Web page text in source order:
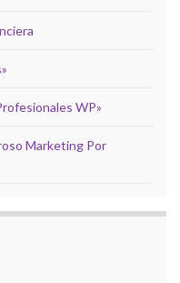
WP»
Marketing Por